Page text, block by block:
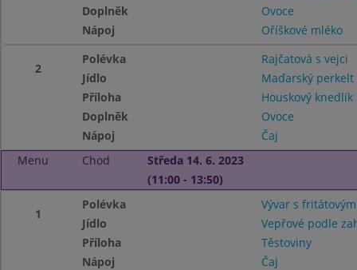
Doplněk
Ovoce
Nápoj
Oříškové mléko
2
Polévka
Rajčatová s vejci
Jídlo
Maďarský perkelt
Příloha
Houskový knedlík
Doplněk
Ovoce
Nápoj
Čaj
Menu
Chod
Středa 14. 6. 2023
(11:00 - 13:50)
1
Polévka
Vývar s
Jídlo
Vepřové podle
Příloha
Těstoviny
Nápoj
Čaj